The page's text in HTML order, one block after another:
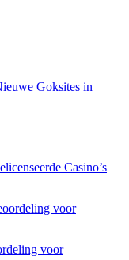
Goksites in
Casino’s
voor
voor